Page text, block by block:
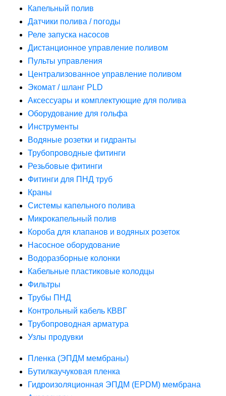
Капельный полив
Датчики полива / погоды
Реле запуска насосов
Дистанционное управление поливом
Пульты управления
Централизованное управление поливом
Экомат / шланг PLD
Аксессуары и комплектующие для полива
Оборудование для гольфа
Инструменты
Водяные розетки и гидранты
Трубопроводные фитинги
Резьбовые фитинги
Фитинги для ПНД труб
Краны
Системы капельного полива
Микрокапельный полив
Короба для клапанов и водяных розеток
Насосное оборудование
Водоразборные колонки
Кабельные пластиковые колодцы
Фильтры
Трубы ПНД
Контрольный кабель КВВГ
Трубопроводная арматура
Узлы продувки
Пленка (ЭПДМ мембраны)
Бутилкаучуковая пленка
Гидроизоляционная ЭПДМ (EPDM) мембрана